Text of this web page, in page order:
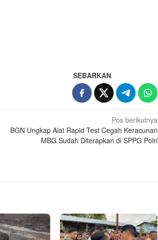
SEBARKAN
Pos berikutnya
BGN Ungkap Alat Rapid Test Cegah Keracunan
MBG Sudah Diterapkan di SPPG Polri